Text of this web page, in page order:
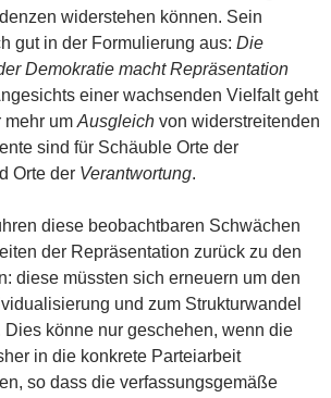
widerstehen können. Sein
gut in der Formulierung aus: Die
Demokratie macht Repräsentation
einer wachsenden Vielfalt geht
mehr um Ausgleich von widerstreitenden
sind für Schäuble Orte der
Orte der Verantwortung.
diese beobachtbaren Schwächen
der Repräsentation zurück zu den
diese müssten sich erneuern um den
und zum Strukturwandel
Dies könne nur geschehen, wenn die
in die konkrete Parteiarbeit
so dass die verfassungsgemäße